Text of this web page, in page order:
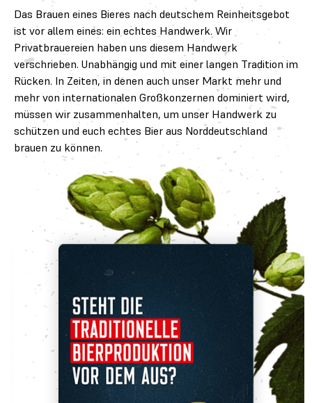
Das Brauen eines Bieres nach deutschem Reinheitsgebot
ist vor allem eines: ein echtes Handwerk. Wir
Privatbrauereien haben uns diesem Handwerk
verschrieben. Unabhängig und mit einer langen Tradition im
Rücken. In Zeiten, in denen auch unser Markt mehr und
mehr von internationalen Großkonzernen dominiert wird,
müssen wir zusammenhalten, um unser Handwerk zu
schützen und euch echtes Bier aus Norddeutschland
brauen zu können.